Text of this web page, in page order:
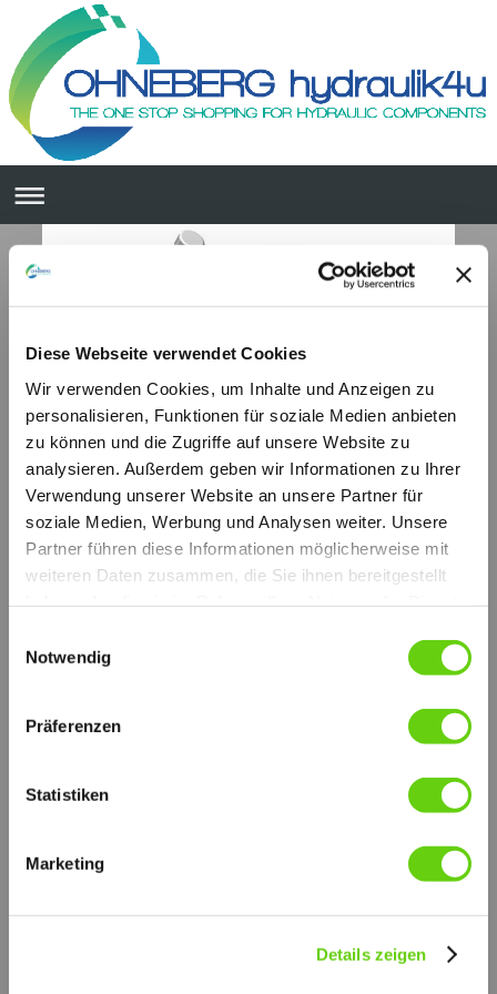
Diese Webseite verwendet Cookies
Wir verwenden Cookies, um Inhalte und Anzeigen zu
personalisieren, Funktionen für soziale Medien anbieten
zu können und die Zugriffe auf unsere Website zu
analysieren. Außerdem geben wir Informationen zu Ihrer
Verwendung unserer Website an unsere Partner für
soziale Medien, Werbung und Analysen weiter. Unsere
Partner führen diese Informationen möglicherweise mit
weiteren Daten zusammen, die Sie ihnen bereitgestellt
Notwendig
Präferenzen
Statistiken
Marketing
Details zeigen